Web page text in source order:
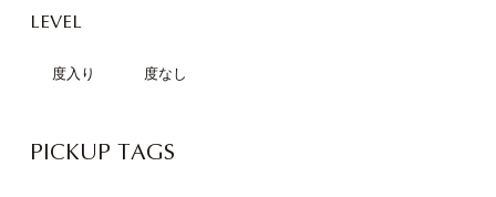
LEVEL
度入り 度なし
PICKUP TAGS